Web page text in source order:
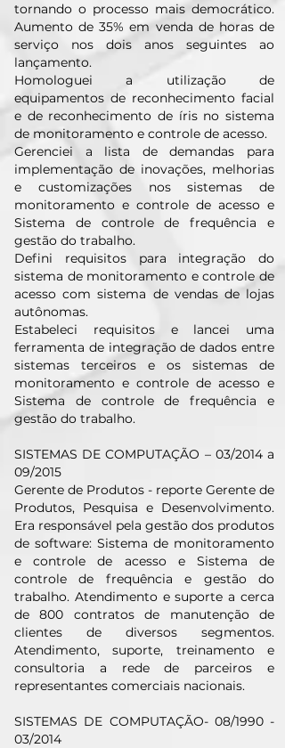
tornando o processo mais democrático.
Aumento de 35% em venda de horas de
serviço nos dois anos seguintes ao
lançamento.
Homologuei a utilização de
equipamentos de reconhecimento facial
e de reconhecimento de íris no sistema
de monitoramento e controle de acesso.
Gerenciei a lista de demandas para
implementação de inovações, melhorias
e customizações nos sistemas de
monitoramento e controle de acesso e
Sistema de controle de frequência e
gestão do trabalho.
Defini requisitos para integração do
sistema de monitoramento e controle de
acesso com sistema de vendas de lojas
autônomas.
Estabeleci requisitos e lancei uma
ferramenta de integração de dados entre
sistemas terceiros e os sistemas de
monitoramento e controle de acesso e
Sistema de controle de frequência e
gestão do trabalho.
SISTEMAS DE COMPUTAÇÃO – 03/2014 a
09/2015
Gerente de Produtos - reporte Gerente de
Produtos, Pesquisa e Desenvolvimento.
Era responsável pela gestão dos produtos
de software: Sistema de monitoramento
e controle de acesso e Sistema de
controle de frequência e gestão do
trabalho. Atendimento e suporte a cerca
de 800 contratos de manutenção de
clientes de diversos segmentos.
Atendimento, suporte, treinamento e
consultoria a rede de parceiros e
representantes comerciais nacionais.
SISTEMAS DE COMPUTAÇÃO- 08/1990 -
03/2014